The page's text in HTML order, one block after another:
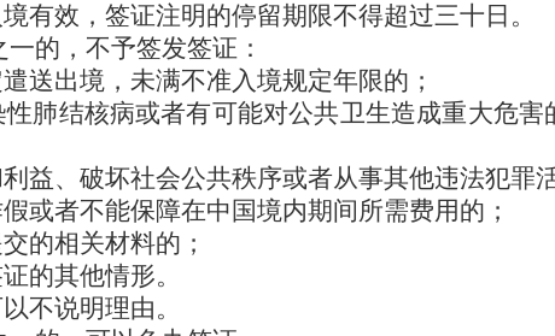
有效，签证注明的停留期限不得超过三十日。
的，不予签发签证：
送出境，未满不准入境规定年限的；
性肺结核病或者有可能对公共卫生造成重大危害
益、破坏社会公共秩序或者从事其他违法犯罪
或者不能保障在中国境内期间所需费用的；
的相关材料的；
的其他情形。
不说明理由。